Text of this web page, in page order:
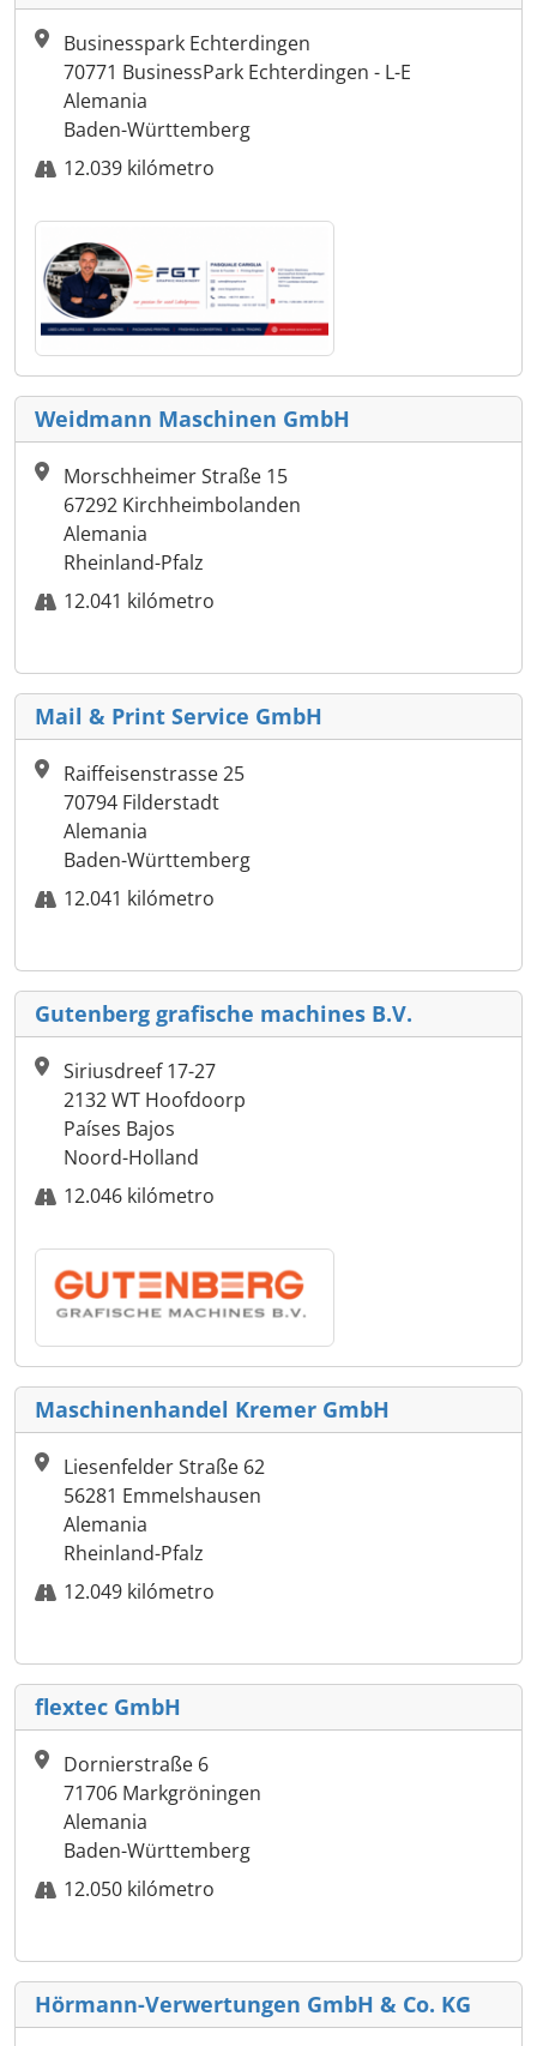
Businesspark Echterdingen
70771 BusinessPark Echterdingen - L-E
Alemania
Baden-Württemberg
12.039 kilómetro
Weidmann Maschinen GmbH
Morschheimer Straße 15
67292 Kirchheimbolanden
Alemania
Rheinland-Pfalz
12.041 kilómetro
Mail & Print Service GmbH
Raiffeisenstrasse 25
70794 Filderstadt
Alemania
Baden-Württemberg
12.041 kilómetro
Gutenberg grafische machines B.V.
Siriusdreef 17-27
2132 WT Hoofdoorp
Países Bajos
Noord-Holland
12.046 kilómetro
Maschinenhandel Kremer GmbH
Liesenfelder Straße 62
56281 Emmelshausen
Alemania
Rheinland-Pfalz
12.049 kilómetro
flextec GmbH
Dornierstraße 6
71706 Markgröningen
Alemania
Baden-Württemberg
12.050 kilómetro
Hörmann-Verwertungen GmbH & Co. KG